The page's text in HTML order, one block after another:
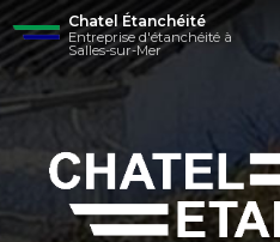
Aller
au
contenu
principal
Chatel Étanchéité
Entreprise d'étanchéité à
Salles-sur-Mer